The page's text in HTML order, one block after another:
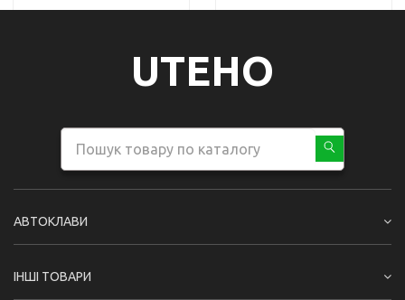
UTEHO
АВТОКЛАВИ
ІНШІ ТОВАРИ